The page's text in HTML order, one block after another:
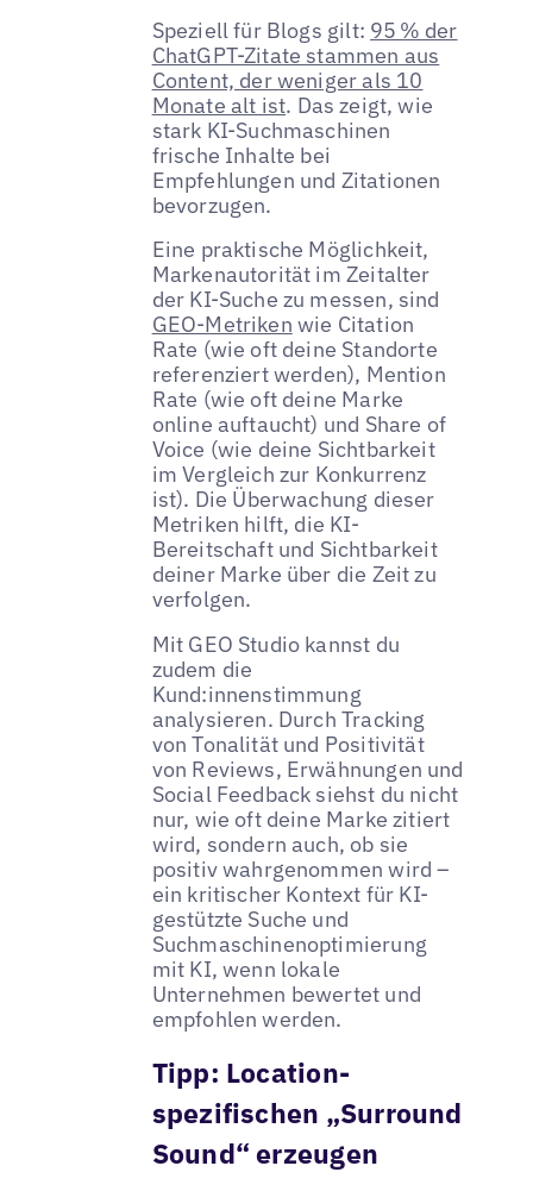
Speziell für Blogs gilt: 95 % der
ChatGPT-Zitate stammen aus
Content, der weniger als 10
Monate alt ist. Das zeigt, wie
stark KI-Suchmaschinen
frische Inhalte bei
Empfehlungen und Zitationen
bevorzugen.
Eine praktische Möglichkeit,
Markenautorität im Zeitalter
der KI-Suche zu messen, sind
GEO-Metriken wie Citation
Rate (wie oft deine Standorte
referenziert werden), Mention
Rate (wie oft deine Marke
online auftaucht) und Share of
Voice (wie deine Sichtbarkeit
im Vergleich zur Konkurrenz
ist). Die Überwachung dieser
Metriken hilft, die KI-
Bereitschaft und Sichtbarkeit
deiner Marke über die Zeit zu
verfolgen.
Mit GEO Studio kannst du
zudem die
Kund:innenstimmung
analysieren. Durch Tracking
von Tonalität und Positivität
von Reviews, Erwähnungen und
Social Feedback siehst du nicht
nur, wie oft deine Marke zitiert
wird, sondern auch, ob sie
positiv wahrgenommen wird –
ein kritischer Kontext für KI-
gestützte Suche und
Suchmaschinenoptimierung
mit KI, wenn lokale
Unternehmen bewertet und
empfohlen werden.
Tipp: Location-
spezifischen „Surround
Sound“ erzeugen